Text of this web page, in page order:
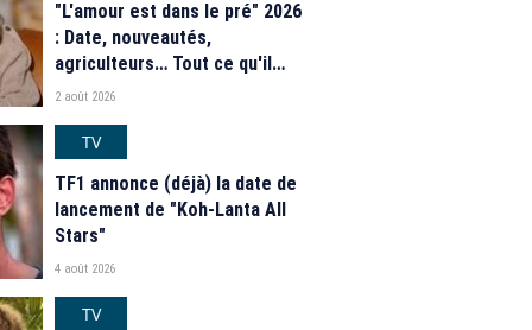
"L'amour est dans le pré" 2026
: Date, nouveautés,
agriculteurs… Tout ce qu'il
faut savoir sur la saison 21 du
2 août 2026
TV
TF1 annonce (déjà) la date de
lancement de "Koh-Lanta All
Stars"
4 août 2026
TV